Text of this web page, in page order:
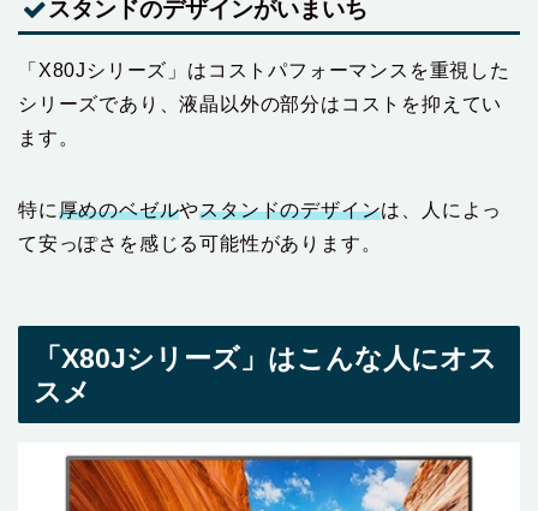
スタンドのデザインがいまいち
「X80Jシリーズ」はコストパフォーマンスを重視した
シリーズであり、液晶以外の部分はコストを抑えてい
ます。
特に厚めのベゼルやスタンドのデザインは、人によっ
て安っぽさを感じる可能性があります。
「X80Jシリーズ」はこんな人にオス
スメ